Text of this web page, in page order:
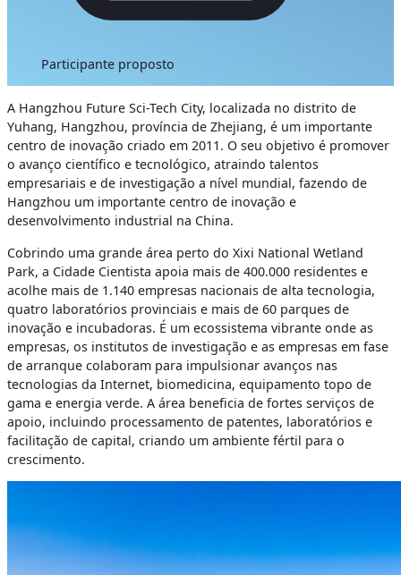
Participante proposto
A Hangzhou Future Sci-Tech City, localizada no distrito de
Yuhang, Hangzhou, província de Zhejiang, é um importante
centro de inovação criado em 2011. O seu objetivo é promover
o avanço científico e tecnológico, atraindo talentos
empresariais e de investigação a nível mundial, fazendo de
Hangzhou um importante centro de inovação e
desenvolvimento industrial na China.
Cobrindo uma grande área perto do Xixi National Wetland
Park, a Cidade Cientista apoia mais de 400.000 residentes e
acolhe mais de 1.140 empresas nacionais de alta tecnologia,
quatro laboratórios provinciais e mais de 60 parques de
inovação e incubadoras. É um ecossistema vibrante onde as
empresas, os institutos de investigação e as empresas em fase
de arranque colaboram para impulsionar avanços nas
tecnologias da Internet, biomedicina, equipamento topo de
gama e energia verde. A área beneficia de fortes serviços de
apoio, incluindo processamento de patentes, laboratórios e
facilitação de capital, criando um ambiente fértil para o
crescimento.